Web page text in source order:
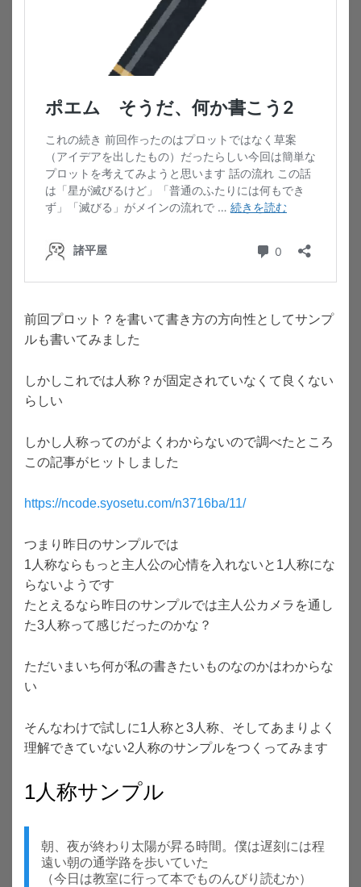
前回プロット？を書いて書き方の方向性としてサンプ
ルも書いてみました
しかしこれでは人称？が固定されていなくて良くない
らしい
しかし人称ってのがよくわからないので調べたところ
この記事がヒットしました
https://ncode.syosetu.com/n3716ba/11/
つまり昨日のサンプルでは
1人称ならもっと主人公の心情を入れないと1人称にな
らないようです
たとえるなら昨日のサンプルでは主人公カメラを通し
た3人称って感じだったのかな？
ただいまいち何が私の書きたいものなのかはわからな
い
そんなわけで試しに1人称と3人称、そしてあまりよく
理解できていない2人称のサンプルをつくってみます
1人称サンプル
朝、夜が終わり太陽が昇る時間。僕は遅刻には程
遠い朝の通学路を歩いていた
（今日は教室に行って本でものんびり読むか）